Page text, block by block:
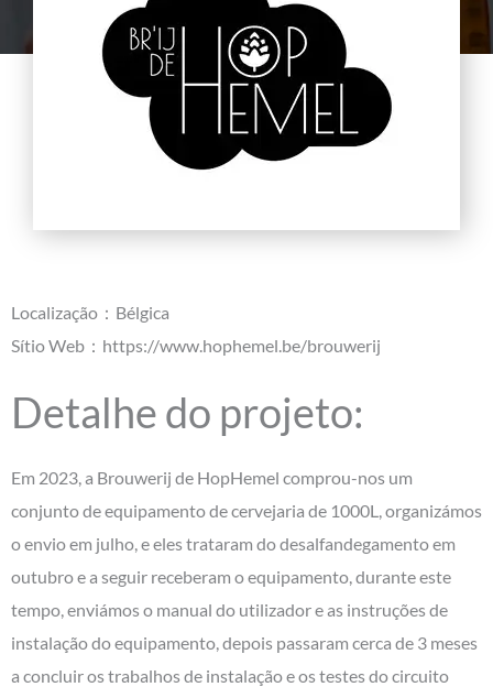
Localização：Bélgica
Sítio Web：https://www.hophemel.be/brouwerij
Detalhe do projeto:
Em 2023, a Brouwerij de HopHemel comprou-nos um
conjunto de equipamento de cervejaria de 1000L, organizámos
o envio em julho, e eles trataram do desalfandegamento em
outubro e a seguir receberam o equipamento, durante este
tempo, enviámos o manual do utilizador e as instruções de
instalação do equipamento, depois passaram cerca de 3 meses
a concluir os trabalhos de instalação e os testes do circuito